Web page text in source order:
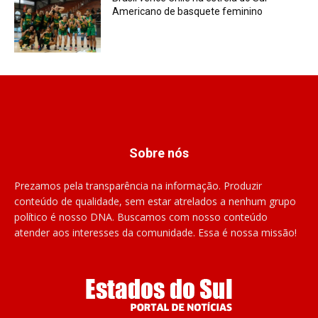
Americano de basquete feminino
Sobre nós
Prezamos pela transparência na informação. Produzir
conteúdo de qualidade, sem estar atrelados a nenhum grupo
político é nosso DNA. Buscamos com nosso conteúdo
atender aos interesses da comunidade. Essa é nossa missão!